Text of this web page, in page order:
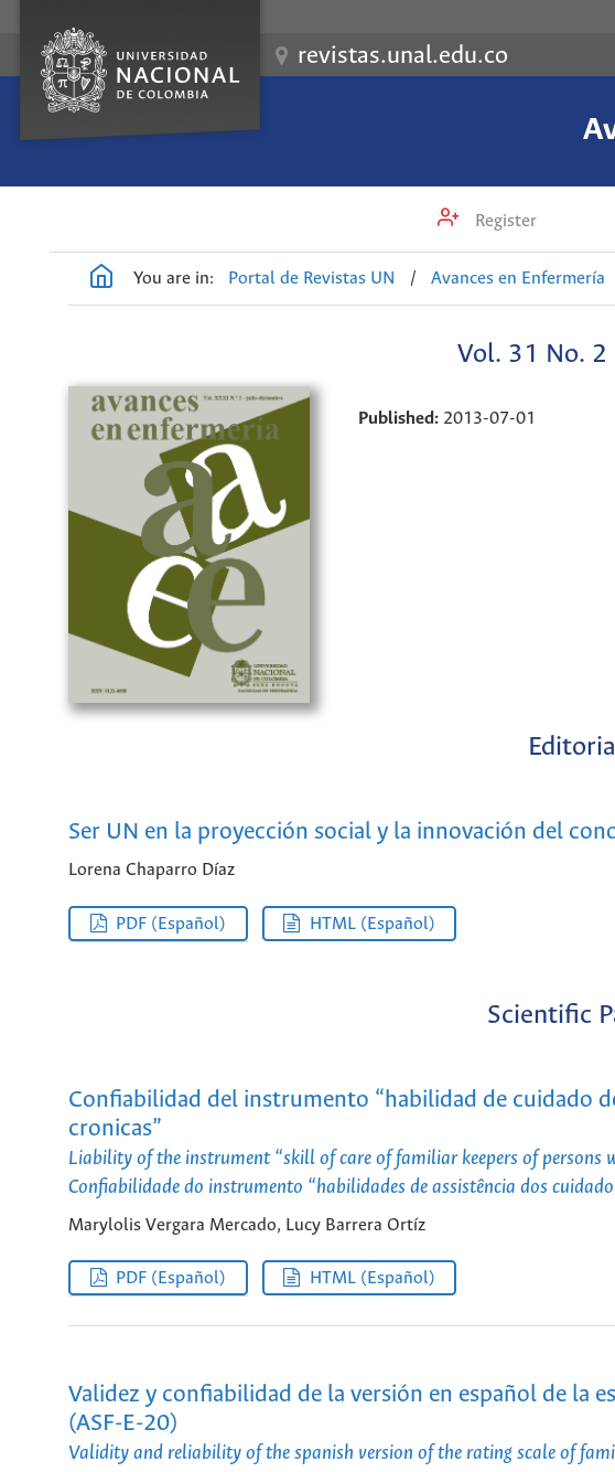
revistas.unal.edu.co
Register
You are in: Portal de Revistas UN / Avances en Enfermería
Vol. 31 No.
Published: 2013-07-01
Ser UN en la proyección social y la innovación del
Lorena Chaparro Díaz
PDF (Español) HTML (Español)
Scientific
Confiabilidad del instrumento “habilidad de cuidado
cronicas”
Liability of the instrument “skill of care of familiar keepers of persons
Confiabilidade do instrumento “habilidades de assistência dos
Marylolis Vergara Mercado, Lucy Barrera Ortíz
PDF (Español) HTML (Español)
Validez y confiabilidad de la versión en español de la
(ASF-E-20)
Validity and reliability of the spanish version of the rating scale of